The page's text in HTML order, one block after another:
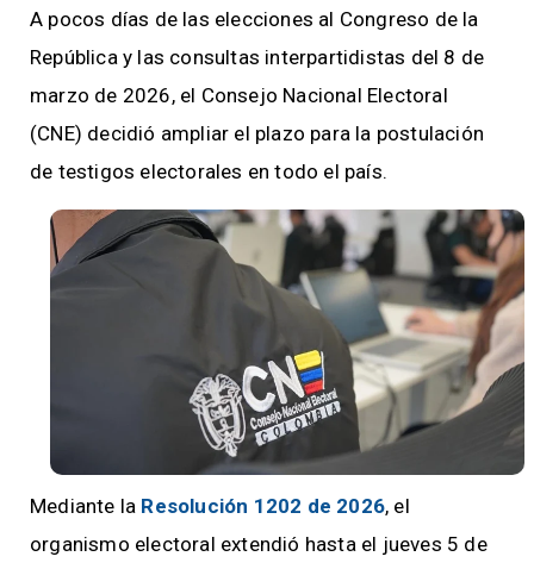
A pocos días de las elecciones al Congreso de la
República y las consultas interpartidistas del 8 de
marzo de 2026, el Consejo Nacional Electoral
(CNE) decidió ampliar el plazo para la postulación
de testigos electorales en todo el país.
Mediante la Resolución 1202 de 2026, el
organismo electoral extendió hasta el jueves 5 de